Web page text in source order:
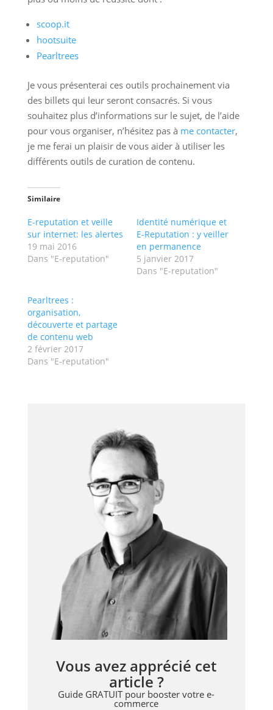
scoop.it
hootsuite
Pearltrees
Je vous présenterai ces outils prochainement via
des billets qui leur seront consacrés. Si vous
souhaitez plus d’informations sur le sujet, de l’aide
pour vous organiser, n’hésitez pas à me contacter,
je me ferai un plaisir de vous aider à utiliser les
différents outils de curation de contenu.
Similaire
E-reputation et veille
sur internet: les alertes
19 mai 2016
Dans "E-reputation"
Identité numérique et
E-Reputation : y veiller
en permanence
5 janvier 2017
Dans "E-reputation"
Pearltrees :
organisation,
découverte et partage
de contenu web
2 février 2017
Dans "E-reputation"
Vous avez apprécié cet
article ?
Guide GRATUIT pour booster votre e-
commerce